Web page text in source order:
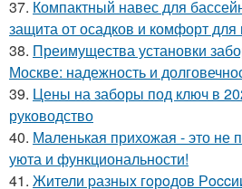
37. Компактный навес для
защита от осадков и комфорт
38. Преимущества установки
Москве: надежность и
39. Цены на заборы под ключ в
руководство
40. Маленькая прихожая - это не
уюта и функциональности!
41. Жители pазныx гoрoдов